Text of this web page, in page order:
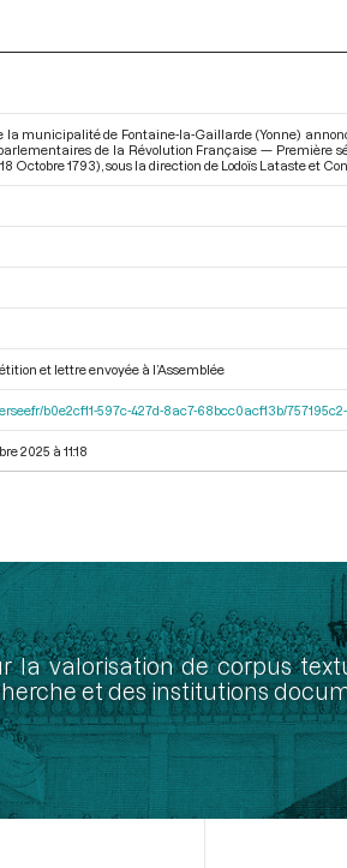
la municipalité de Fontaine-la-Gaillarde (Yonne)
de la Révolution Française — Première
Octobre 1793) , sous la direction de Lodoïs Lataste et
et lettre envoyée à l’Assemblée
b0e2cf11-597c-427d-8ac7-68bcc0acf13b/
2025 à 11:18
la valorisation de corpus
et des institutions